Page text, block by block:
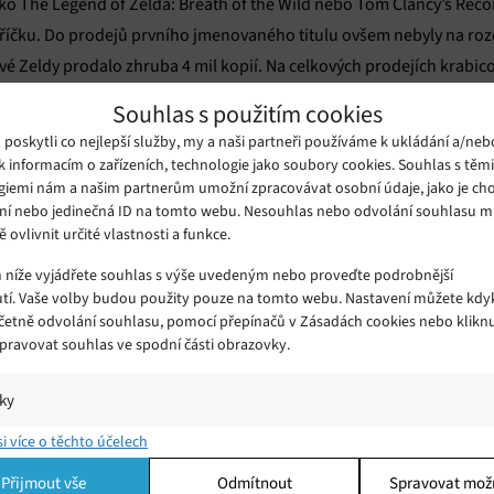
Souhlas s použitím cookies
poskytli co nejlepší služby, my a naši partneři používáme k ukládání a/
informacím o zařízeních, technologie jako soubory cookies. Souhlas s
nám a našim partnerům umožní zpracovávat osobní údaje, jako je
nebo jedinečná ID na tomto webu. Nesouhlas nebo odvolání souhlasu
ovlivnit určité vlastnosti a funkce.
vyjádřete souhlas s výše uvedeným nebo proveďte podrobnější
Vaše volby budou použity pouze na tomto webu. Nastavení můžete
odvolání souhlasu, pomocí přepínačů v Zásadách cookies nebo
souhlas ve spodní části obrazovky.
a/nebo přístup k informacím v zařízení, Porozumění publiku
kombinací údajů z různých zdrojů.
více o těchto účelech
Přijmout vše Odmítnout Spravovat
Do prodejů prvního jmenovaného titulu ovšem nebyly na
Zeldy prodalo zhruba 4 mil kopií. Na celkových prodejích
Mario Kart 8 Deluxe nebo Splatoon 2. Do prodejů ještě
Mario + Rabbids: Kingdom Battle od Ubisoftu ani např.
her na konzoli Switch budou v budoucnu podílet
více otevírá nezávislé scéně. Na nedávné akci Nintendo Direct
Boy Forever, Stardew Valley, exkluzivitu Seasons of Heaven,
Edition, která se na Switchi objeví poprvé.